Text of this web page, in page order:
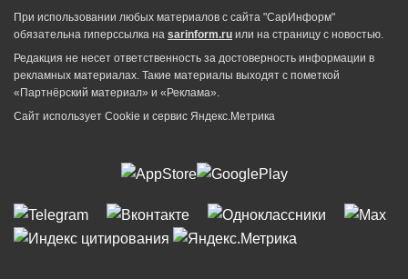
При использовании любых материалов с сайта "СарИнформ"
обязательна гиперссылка на sarinform.ru или на страницу с новостью.
Редакция не несет ответственность за достоверность информации в
рекламных материалах. Такие материалы выходят с пометкой
«Партнёрский материал» и «Реклама».
Сайт использует Cookie и сервиc Яндекс.Метрика